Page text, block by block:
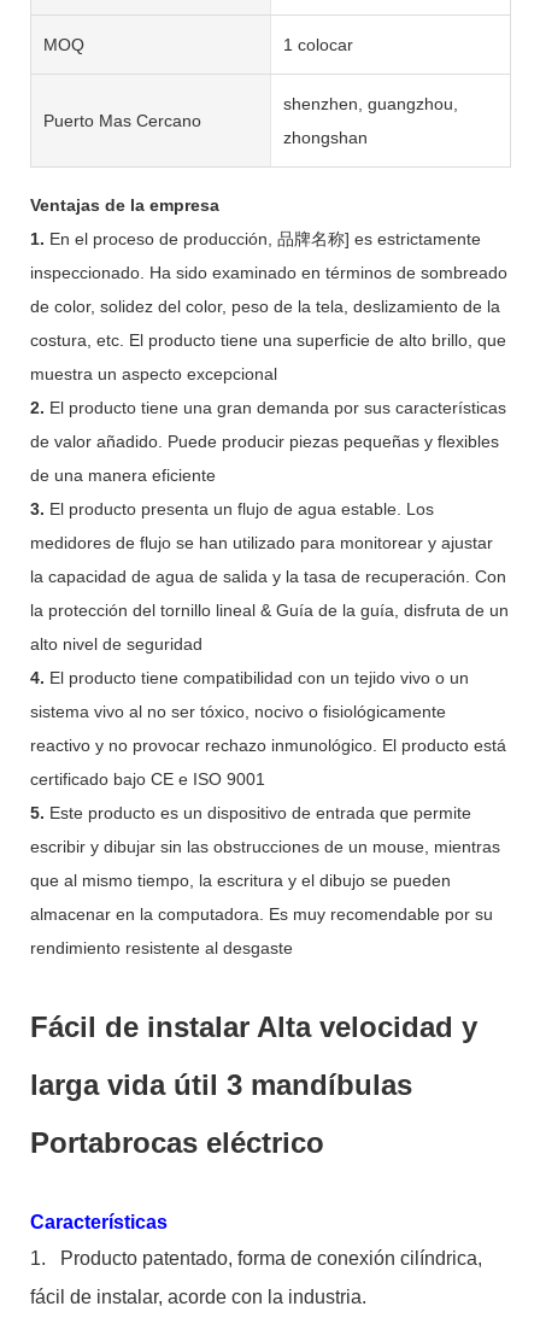
MOQ 1 colocar
Puerto Mas Cercano
shenzhen, guangzhou,
zhongshan
Ventajas de la empresa
1. En el proceso de producción, 品牌名称] es estrictamente
inspeccionado. Ha sido examinado en términos de sombreado
de color, solidez del color, peso de la tela, deslizamiento de la
costura, etc. El producto tiene una superficie de alto brillo, que
muestra un aspecto excepcional
2. El producto tiene una gran demanda por sus características
de valor añadido. Puede producir piezas pequeñas y flexibles
de una manera eficiente
3. El producto presenta un flujo de agua estable. Los
medidores de flujo se han utilizado para monitorear y ajustar
la capacidad de agua de salida y la tasa de recuperación. Con
la protección del tornillo lineal & Guía de la guía, disfruta de un
alto nivel de seguridad
4. El producto tiene compatibilidad con un tejido vivo o un
sistema vivo al no ser tóxico, nocivo o fisiológicamente
reactivo y no provocar rechazo inmunológico. El producto está
certificado bajo CE e ISO 9001
5. Este producto es un dispositivo de entrada que permite
escribir y dibujar sin las obstrucciones de un mouse, mientras
que al mismo tiempo, la escritura y el dibujo se pueden
almacenar en la computadora. Es muy recomendable por su
rendimiento resistente al desgaste
Fácil de instalar Alta velocidad y
larga vida útil 3 mandíbulas
Portabrocas eléctrico
Características
1.
Producto patentado, forma de conexión cilíndrica,
fácil de instalar, acorde con la industria.